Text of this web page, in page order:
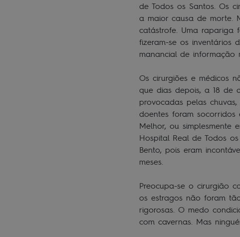
de Todos os Santos. Os
a maior causa de morte.
catástrofe. Uma rapariga
fizeram-se os inventários
manancial de
Os cirurgiões e médicos
que dias depois, a 18 de
provocadas pelas
doentes foram
Melhor, ou simplesmente
Hospital Real de Todos
Bento, pois eram
meses.
Preocupa-se o cirurgião
os estragos não foram
rigorosas. O medo
com cavernas. Mas